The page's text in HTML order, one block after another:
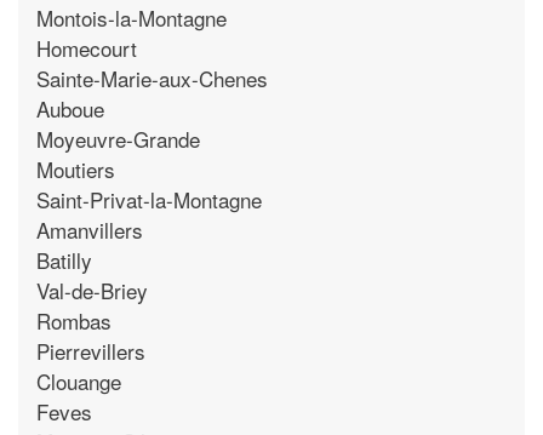
Montois-la-Montagne
Homecourt
Sainte-Marie-aux-Chenes
Auboue
Moyeuvre-Grande
Moutiers
Saint-Privat-la-Montagne
Amanvillers
Batilly
Val-de-Briey
Rombas
Pierrevillers
Clouange
Feves